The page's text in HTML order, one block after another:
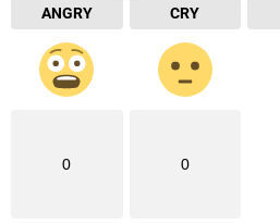
ANGRY CRY
0 0